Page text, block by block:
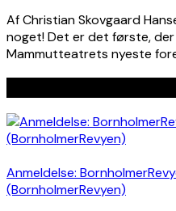
Af Christian Skovgaard
noget! Det er det første,
Mammutteatrets nyeste
Anmeldelse:
(BornholmerRevyen)